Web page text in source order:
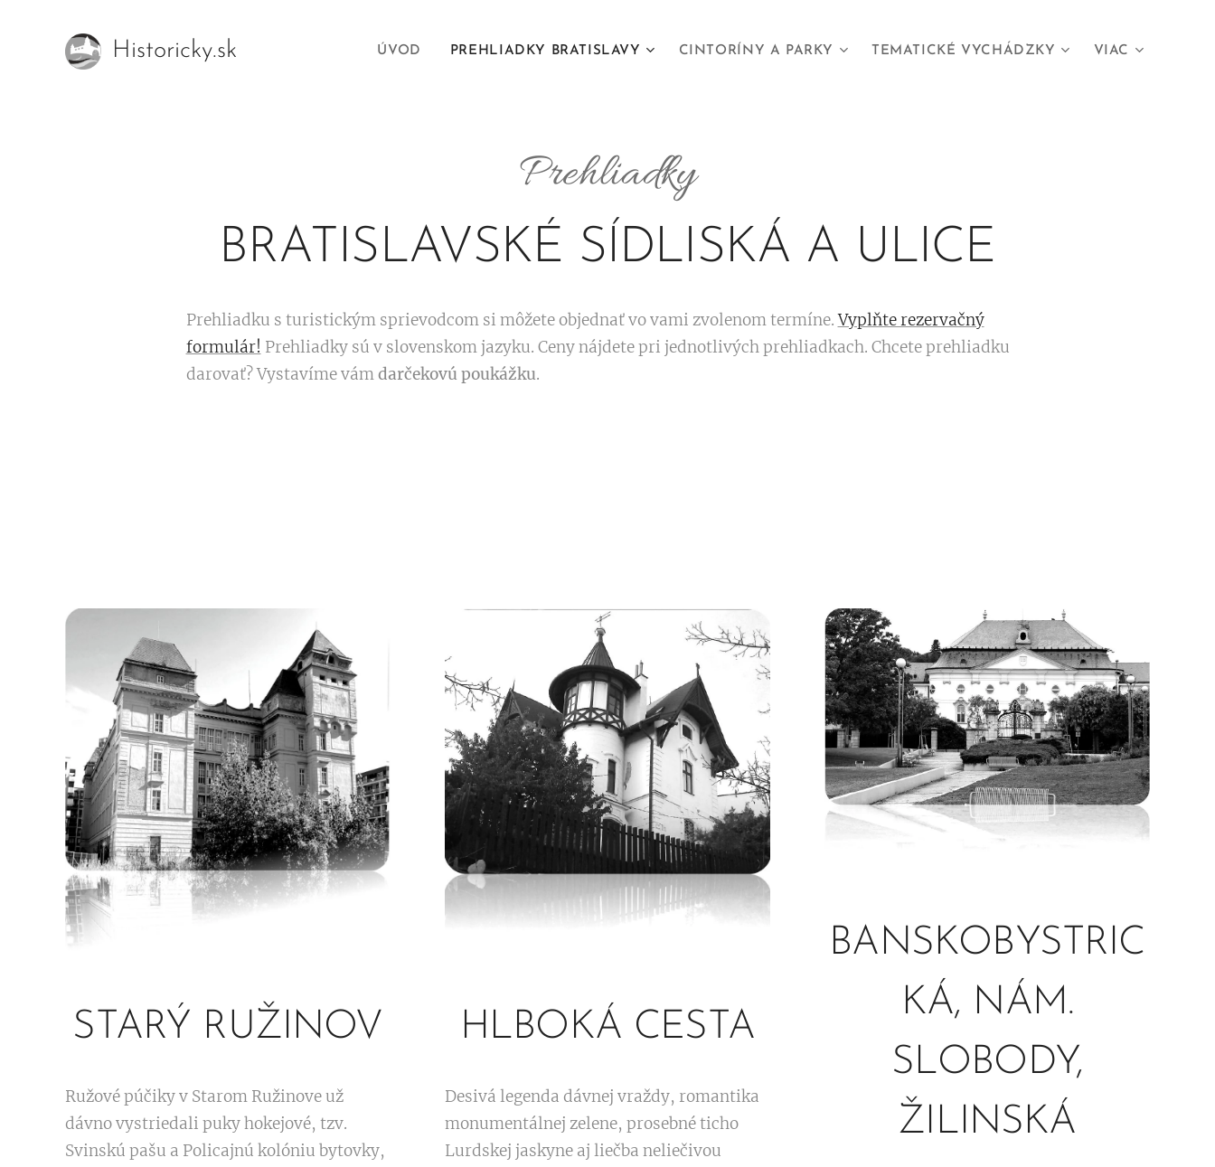
Historicky.sk ÚVOD PREHLIADKY BRATISLAVY CINTORÍNY A PARKY TEMATICKÉ VYCHÁDZKY VIAC
Prehliadky
BRATISLAVSKÉ SÍDLISKÁ A ULICE
Prehliadku s turistickým sprievodcom si môžete objednať vo vami zvolenom termíne.Vyplňte rezervačný
formulár! Prehliadky sú v slovenskom jazyku. Ceny nájdete pri jednotlivých prehliadkach. Chcete prehliadku
darovať? Vystavíme vámdarčekovú poukážku.
STARÝ RUŽINOV
Ružové púčiky v Starom Ružinove už
dávno vystriedali puky hokejové, tzv.
Svinskú pašu a Policajnú kolóniu bytovky,
HLBOKÁ CESTA
Desivá legenda dávnej vraždy, romantika
monumentálnej zelene, prosebné ticho
Lurdskej jaskyne aj liečba neliečivou
BANSKOBYSTRIC
KÁ, NÁM.
SLOBODY,
ŽILINSKÁ